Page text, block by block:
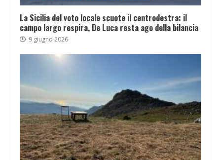
La Sicilia del voto locale scuote il centrodestra: il
campo largo respira, De Luca resta ago della bilancia
9 giugno 2026